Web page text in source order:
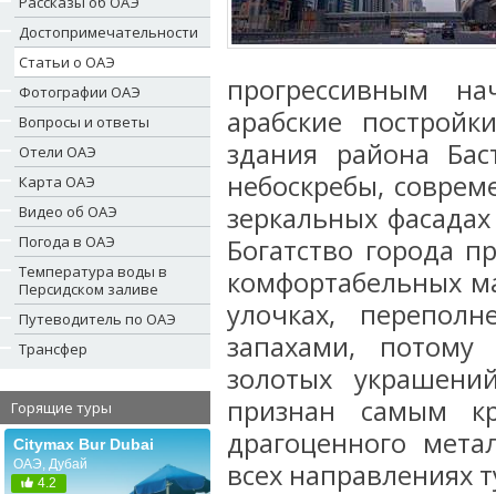
Достопримечательности
Статьи о ОАЭ
Фотографии ОАЭ
Вопросы и ответы
Отели ОАЭ
Карта ОАЭ
Видео об ОАЭ
Погода в ОАЭ
Температура воды в
Персидском заливе
Путеводитель по ОАЭ
Трансфер
Горящие туры
Citymax Bur Dubai
ОАЭ, Дубай
4.2
прогрессивным
арабские
здания района
небоскребы,
зеркальных
Богатство города
комфортабельных
улочках,
запахами,
золотых
признан самым
драгоценного
всех направлениях